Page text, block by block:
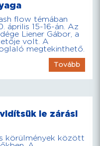
flow témában
április 15-16-án. Az
Liener Gábor, a
volt. A
megtekinthető.
Tovább
le zárási
körülmények között